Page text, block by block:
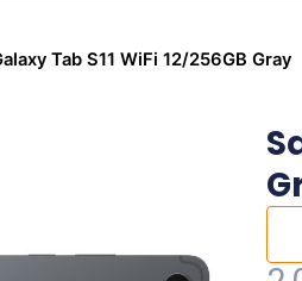
Tab S11 WiFi 12/256GB Gray